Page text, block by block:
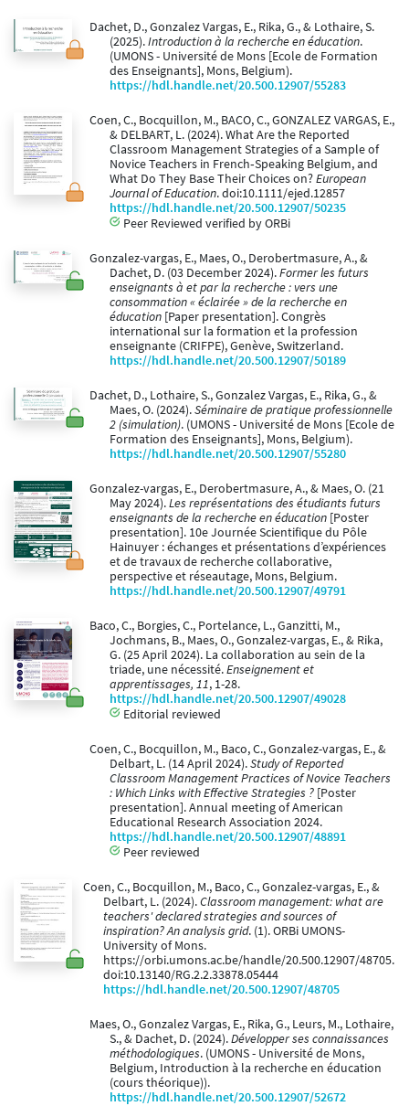
Dachet, D., Gonzalez Vargas, E., Rika, G., & Lothaire, S.
(2025).Introduction à la recherche en éducation.
(UMONS - Université de Mons [Ecole de Formation
des Enseignants], Mons, Belgium).
https://hdl.handle.net/20.500.12907/55283
Coen, C., Bocquillon, M., BACO, C., GONZALEZ VARGAS, E.,
& DELBART, L. (2024). What Are the Reported
Classroom Management Strategies of a Sample of
Novice Teachers in French‐Speaking Belgium, and
What Do They Base Their Choices on?European
Journal of Education. doi:10.1111/ejed.12857
https://hdl.handle.net/20.500.12907/50235
Peer Reviewed verified by ORBi
Gonzalez-vargas, E., Maes, O., Derobertmasure, A., &
Dachet, D. (03 December 2024).Former les futurs
enseignants à et par la recherche : vers une
consommation « éclairée » de la recherche en
éducation [Paper presentation]. Congrès
international sur la formation et la profession
enseignante (CRIFPE), Genève, Switzerland.
https://hdl.handle.net/20.500.12907/50189
Dachet, D., Lothaire, S., Gonzalez Vargas, E., Rika, G., &
Maes, O. (2024).Séminaire de pratique professionnelle
2 (simulation). (UMONS - Université de Mons [Ecole de
Formation des Enseignants], Mons, Belgium).
https://hdl.handle.net/20.500.12907/55280
Gonzalez-vargas, E., Derobertmasure, A., & Maes, O. (21
May 2024).Les représentations des étudiants futurs
enseignants de la recherche en éducation [Poster
presentation]. 10e Journée Scientifique du Pôle
Hainuyer : échanges et présentations d’expériences
et de travaux de recherche collaborative,
perspective et réseautage, Mons, Belgium.
https://hdl.handle.net/20.500.12907/49791
Baco, C., Borgies, C., Portelance, L., Ganzitti, M.,
Jochmans, B., Maes, O., Gonzalez-vargas, E., & Rika,
G. (25 April 2024). La collaboration au sein de la
triade, une nécessité.Enseignement et
apprentissages, 11, 1-28.
https://hdl.handle.net/20.500.12907/49028
Editorial reviewed
Coen, C., Bocquillon, M., Baco, C., Gonzalez-vargas, E., &
Delbart, L. (14 April 2024).Study of Reported
Classroom Management Practices of Novice Teachers
: Which Links with Effective Strategies ? [Poster
presentation]. Annual meeting of American
Educational Research Association 2024.
https://hdl.handle.net/20.500.12907/48891
Peer reviewed
Coen, C., Bocquillon, M., Baco, C., Gonzalez-vargas, E., &
Delbart, L. (2024).Classroom management: what are
teachers' declared strategies and sources of
inspiration? An analysis grid. (1). ORBi UMONS-
University of Mons.
https://orbi.umons.ac.be/handle/20.500.12907/48705.
doi:10.13140/RG.2.2.33878.05444
https://hdl.handle.net/20.500.12907/48705
Maes, O., Gonzalez Vargas, E., Rika, G., Leurs, M., Lothaire,
S., & Dachet, D. (2024).Développer ses connaissances
méthodologiques. (UMONS - Université de Mons,
Belgium, Introduction à la recherche en éducation
(cours théorique)).
https://hdl.handle.net/20.500.12907/52672